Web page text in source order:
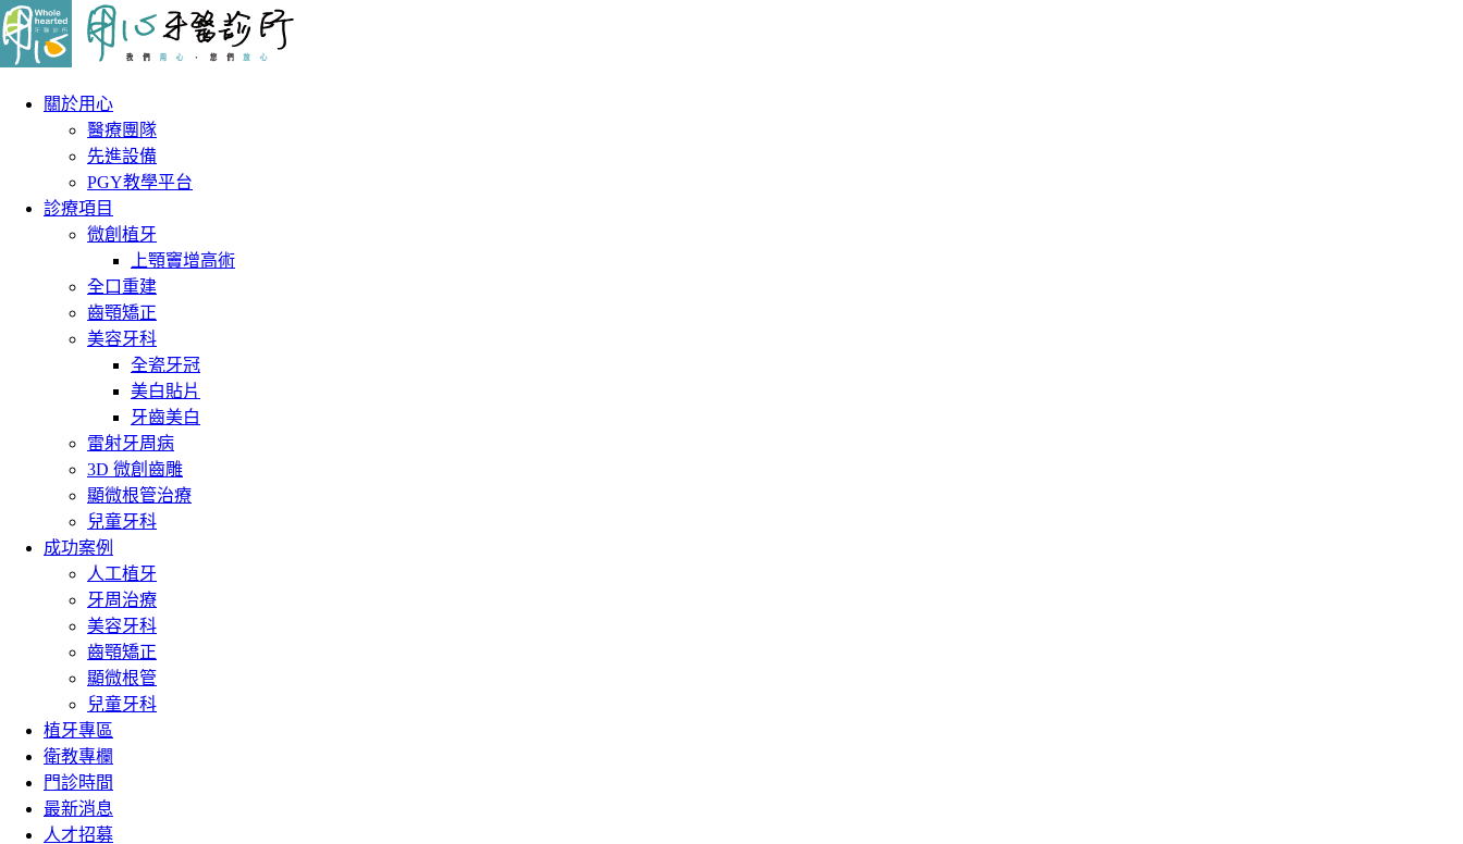
關於用心
醫療團隊
先進設備
PGY教學平台
診療項目
微創植牙
上顎竇增高術
全口重建
齒顎矯正
美容牙科
全瓷牙冠
美白貼片
牙齒美白
雷射牙周病
3D 微創齒雕
顯微根管治療
兒童牙科
成功案例
人工植牙
牙周治療
美容牙科
齒顎矯正
顯微根管
兒童牙科
植牙專區
衛教專欄
門診時間
最新消息
人才招募